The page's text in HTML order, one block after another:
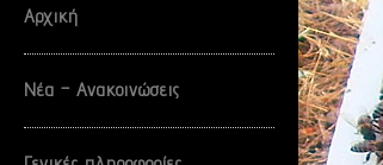
Αρχική
Νέα – Ανακοινώσεις